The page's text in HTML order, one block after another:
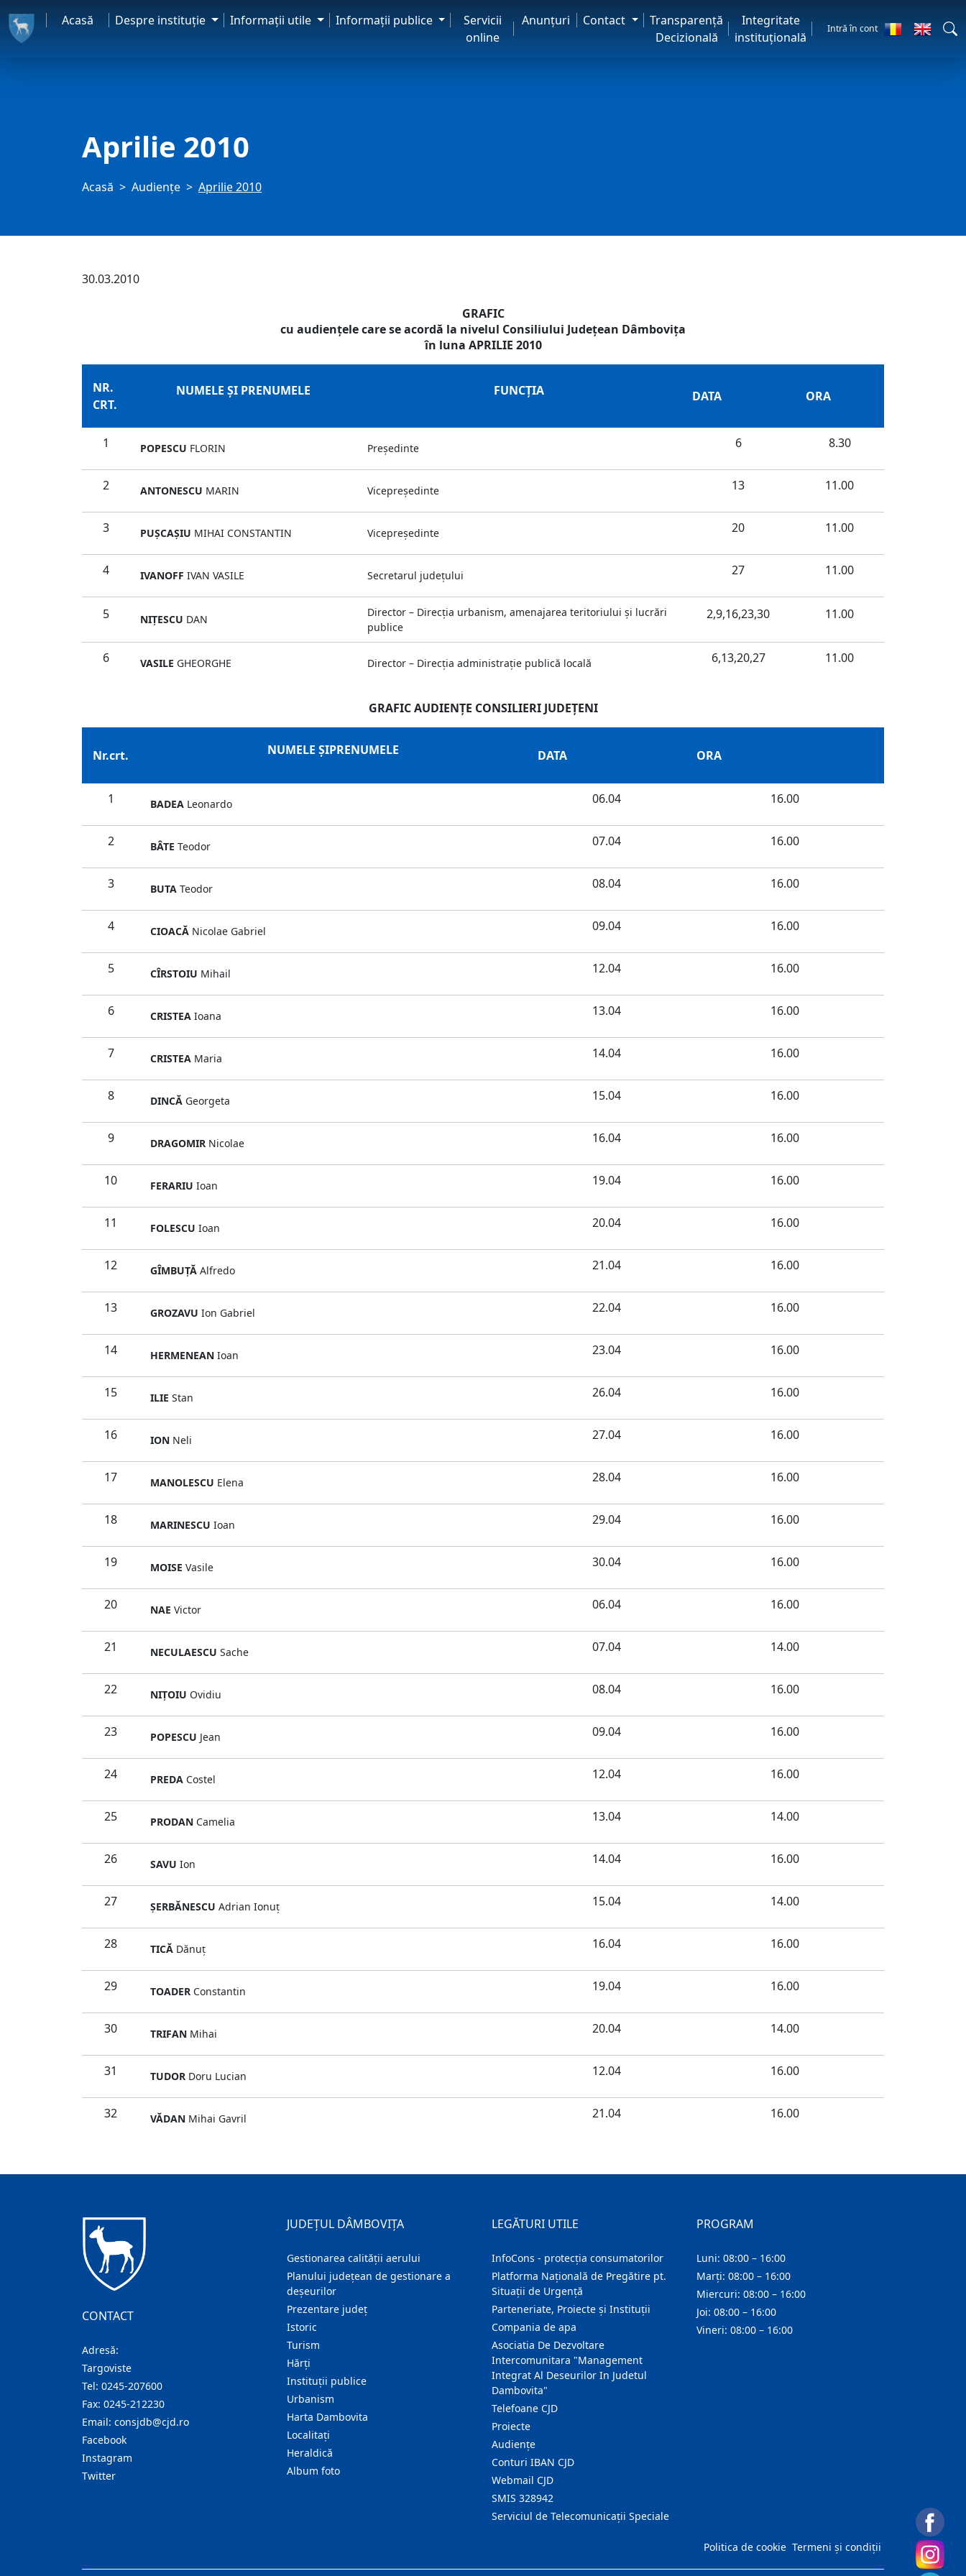
Acasă Despre instituţie Informaţii utile Informaţii publice
Servicii
online
Anunţuri Contact
Transparență
Decizională
Integritate
instituțională
Intră în cont
Aprilie 2010
Acasă Audienţe Aprilie 2010
30.03.2010
GRAFIC
cu audienţele care se acordă la nivelul Consiliului Judeţean Dâmboviţa
în luna APRILIE 2010
NR.
CRT.
NUMELE ŞI PRENUMELE FUNCŢIA DATA ORA
1 POPESCU FLORIN Preşedinte 6 8.30
2 ANTONESCU MARIN Vicepreşedinte 13 11.00
3 PUŞCAŞIU MIHAI CONSTANTIN Vicepreşedinte 20 11.00
4 IVANOFF IVAN VASILE Secretarul judeţului 27 11.00
5 NIŢESCU DAN
Director – Direcţia urbanism, amenajarea teritoriului şi lucrări
publice
2,9,16,23,30 11.00
6 VASILE GHEORGHE Director – Direcţia administraţie publică locală 6,13,20,27 11.00
GRAFIC AUDIENŢE CONSILIERI JUDEŢENI
Nr.crt. NUMELE ŞIPRENUMELE DATA ORA
1 BADEA Leonardo 06.04 16.00
2 BÂTE Teodor 07.04 16.00
3 BUTA Teodor 08.04 16.00
4 CIOACĂ Nicolae Gabriel 09.04 16.00
5 CÎRSTOIU Mihail 12.04 16.00
6 CRISTEA Ioana 13.04 16.00
7 CRISTEA Maria 14.04 16.00
8 DINCĂ Georgeta 15.04 16.00
9 DRAGOMIR Nicolae 16.04 16.00
10 FERARIU Ioan 19.04 16.00
11 FOLESCU Ioan 20.04 16.00
12 GÎMBUŢĂ Alfredo 21.04 16.00
13 GROZAVU Ion Gabriel 22.04 16.00
14 HERMENEAN Ioan 23.04 16.00
15 ILIE Stan 26.04 16.00
16 ION Neli 27.04 16.00
17 MANOLESCU Elena 28.04 16.00
18 MARINESCU Ioan 29.04 16.00
19 MOISE Vasile 30.04 16.00
20 NAE Victor 06.04 16.00
21 NECULAESCU Sache 07.04 14.00
22 NIŢOIU Ovidiu 08.04 16.00
23 POPESCU Jean 09.04 16.00
24 PREDA Costel 12.04 16.00
25 PRODAN Camelia 13.04 14.00
26 SAVU Ion 14.04 16.00
27 ŞERBĂNESCU Adrian Ionuţ 15.04 14.00
28 TICĂ Dănuţ 16.04 16.00
29 TOADER Constantin 19.04 16.00
30 TRIFAN Mihai 20.04 14.00
31 TUDOR Doru Lucian 12.04 16.00
32 VĂDAN Mihai Gavril 21.04 16.00
CONTACT
Adresă:
Targoviste
Tel: 0245-207600
Fax: 0245-212230
Email: consjdb@cjd.ro
Facebook
Instagram
Twitter
JUDEȚUL DÂMBOVIȚA
Gestionarea calității aerului
Planului județean de gestionare a
deșeurilor
Prezentare judeţ
Istoric
Turism
Hărţi
Instituţii publice
Urbanism
Harta Dambovita
Localitaţi
Heraldică
Album foto
LEGĂTURI UTILE
InfoCons - protecția consumatorilor
Platforma Națională de Pregătire pt.
Situații de Urgență
Parteneriate, Proiecte și Instituții
Compania de apa
Asociatia De Dezvoltare
Intercomunitara "Management
Integrat Al Deseurilor In Judetul
Dambovita"
Telefoane CJD
Proiecte
Audienţe
Conturi IBAN CJD
Webmail CJD
SMIS 328942
Serviciul de Telecomunicații Speciale
PROGRAM
Luni: 08:00 – 16:00
Marți: 08:00 – 16:00
Miercuri: 08:00 – 16:00
Joi: 08:00 – 16:00
Vineri: 08:00 – 16:00
Politica de cookie Termeni și condiții